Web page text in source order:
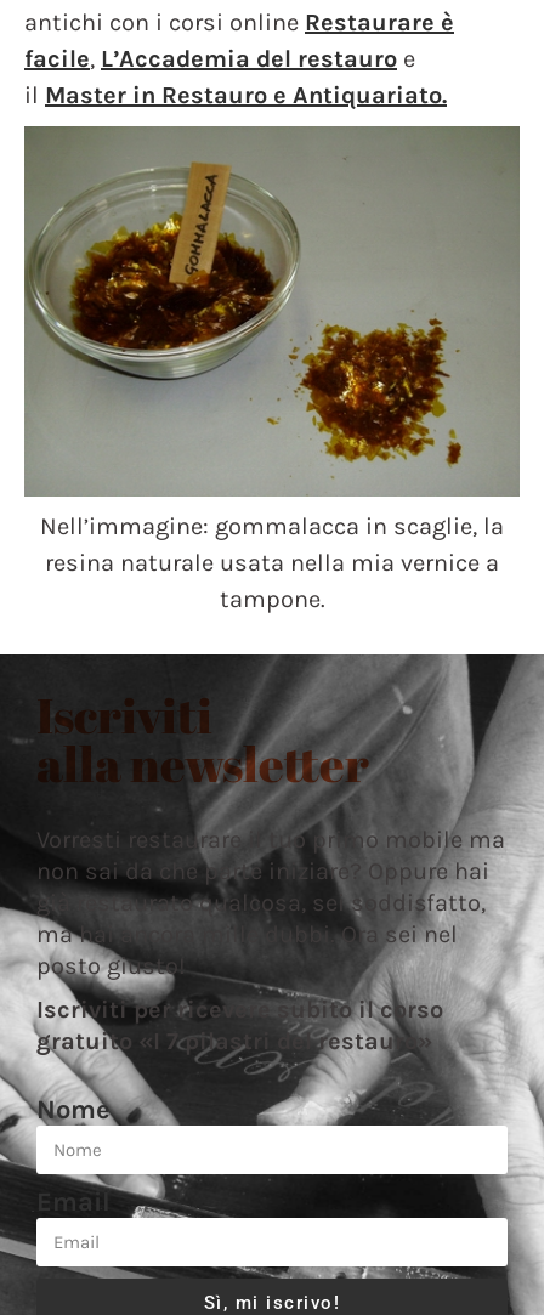
antichi con i corsi online Restaurare è
facile, L’Accademia del restauro e
il Master in Restauro e Antiquariato.
Nell’immagine: gommalacca in scaglie, la
resina naturale usata nella mia vernice a
tampone.
Iscriviti
alla newsletter
Vorresti restaurare il tuo primo mobile ma
non sai da che parte iniziare? Oppure hai
già restaurato qualcosa, sei soddisfatto,
ma hai ancora mille dubbi. Ora sei nel
posto giusto!
Iscriviti per ricevere subito il corso
gratuito «I 7 pilastri del restauro»
Nome
Email
Sì, mi iscrivo!